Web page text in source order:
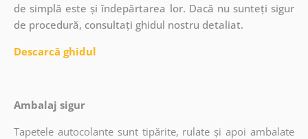
de simplă este și îndepărtarea lor. Dacă nu sunteți sigur
de procedură, consultați ghidul nostru detaliat.
Descarcă ghidul
Ambalaj sigur
Tapetele autocolante sunt tipărite, rulate și apoi ambalate